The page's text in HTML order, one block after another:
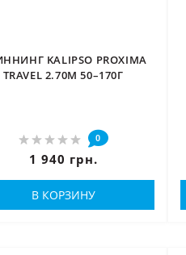
KALIPSO PROXIMA
TRAVEL 2.70М 50–170Г
0
1 940 грн.
В КОРЗИНУ